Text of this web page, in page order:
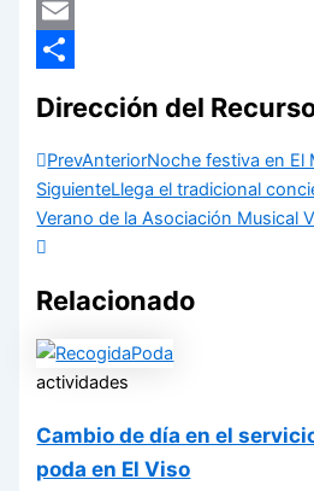
LinkedIn
Email
Dirección del
PrevAnteriorNoche festiva en El
SiguienteLlega el tradicional
Verano de la Asociación Musical
Relacionado
actividades
Cambio de día en el
poda en El Viso